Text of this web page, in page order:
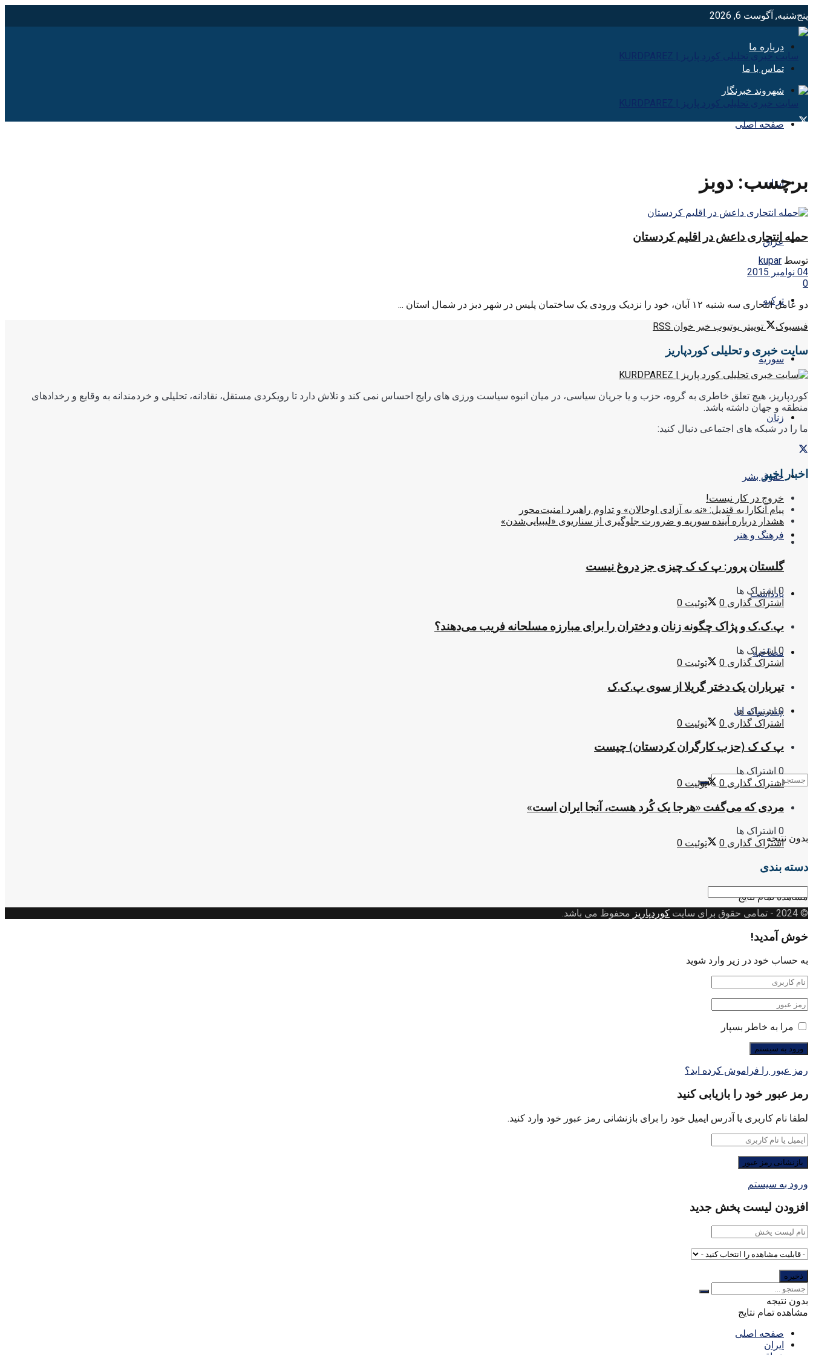
پنج‌شنبه, آگوست 6, 2026
درباره ما
تماس با ما
شهروند خبرنگار
صفحه اصلی
ایران
عراق
ترکیه
سوریه
زنان
حقوق بشر
فرهنگ و هنر
یادداشت
مصاحبه
چندرسانه ای
بدون نتیجه
مشاهده تمام نتایج
برچسب: دوبز
حمله انتحاری داعش در اقلیم کردستان
توسط kupar
04 نوامبر 2015
0
دو عامل انتحاری سه شنبه ۱۲ آبان، خود را نزدیک ورودی یک ساختمان پلیس در شهر دبز در شمال استان ...
فیسبوک
توییتر یوتیوب خبر خوان RSS
سایت خبری و تحلیلی کوردپاریز
کوردپاریز، هیچ تعلق خاطری به گروه، حزب و یا جریان سیاسی، در میان انبوه سیاست ورزی های رایج احساس نمی کند و تلاش دارد تا رویکردی مستقل، نقادانه، تحلیلی و خردمندانه به وقایع و رخدادهای
منطقه و جهان داشته باشد.
ما را در شبکه های اجتماعی دنبال کنید:
اخبار اخیر
خروج در کار نیست!
پیام آنکارا به قندیل: «نه به آزادی اوجالان» و تداوم راهبرد امنیت‌محور
هشدار درباره آینده سوریه و ضرورت جلوگیری از سناریوی «لیبیایی‌شدن»
گلستان پرور: پ ک ک چیزی جز دروغ نیست
0 اشتراک ها
اشتراک گذاری 0 توئیت 0
پ.ک.ک و پژاک چگونه زنان و دختران را برای مبارزه مسلحانه فریب می‌دهند؟
0 اشتراک ها
اشتراک گذاری 0 توئیت 0
تیرباران یک دختر گریلا از سوی پ.ک.ک
0 اشتراک ها
اشتراک گذاری 0 توئیت 0
پ ک ک (حزب کارگران کردستان) چیست
0 اشتراک ها
اشتراک گذاری 0 توئیت 0
مردی که می‌گفت «هرجا یک کُرد هست، آنجا ایران است»
0 اشتراک ها
اشتراک گذاری 0 توئیت 0
دسته بندی
دسته
بندی
© 2024
- تمامی حقوق برای سایت کوردپاریز محفوظ می باشد.
خوش آمدید!
به حساب خود در زیر وارد شوید
مرا به خاطر بسپار
رمز عبور را فراموش کرده اید؟
رمز عبور خود را بازیابی کنید
لطفا نام کاربری یا آدرس ایمیل خود را برای بازنشانی رمز عبور خود وارد کنید.
ورود به سیستم
افزودن لیست پخش جدید
بدون نتیجه
مشاهده تمام نتایج
صفحه اصلی
ایران